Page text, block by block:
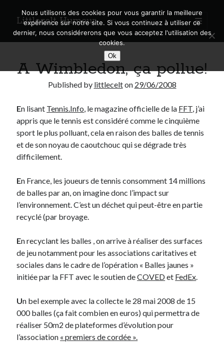
Littlecelt Humeur
open
primary
menu
Sidebar
Search
Derniers articles
Municipales 2026 : Lyon, Métropole et Caluire, mon choix pour l’avenir
Explorez les Chemins Enchantés à Vélo : Aventures Familiales près de
Quel Lyonnais es-tu, Renaud Ducher ?
A quand une véritable place pour le vélo à Caluire dans la Métropole de
Lyon ?
Comment je vis ma vie sur un vélo
Derniers Commentaires
Entretien ménagerdansT’as vu quoi ? #52
JFdans C’était pas mieux avant… à Lyon
Anthony dansComment j’ai opéré ma vélorution toute personnelle
Renaud DucherdansComment j’ai opéré ma vélorution toute
personnelle
A Wimbledon, ça pollue!
Published by littlecelton 29/06/2008
En lisant Tennis.Info, le magazine officielle de la FFT, j’ai
appris que le tennis est considéré comme le cinquième
sport le plus polluant, cela en raison des balles de tennis
et de son noyau de caoutchouc qui se dégrade très
difficilement.
En France, les joueurs de tennis consomment 14 millions
de balles par an, on imagine donc l’impact sur
l’environnement. C’est un déchet qui peut-être en partie
recyclé (par broyage.
En recyclant les balles , on arrive à réaliser des surfaces
de jeu notamment pour les associations caritatives et
sociales dans le cadre de l’opération « Balles jaunes »
initiée par la FFT avec le soutien deCOVEDet FedEx.
Un bel exemple avec la collecte le 28 mai 2008 de 15
000 balles (ça fait combien en euros) qui permettra de
réaliser 50m2 de plateformes d’évolution pour
l’association « premiers de cordée ».
Nous utilisons des cookies pour vous garantir la meilleure
expérience sur notre site. Si vous continuez à utiliser ce
dernier, nous considérerons que vous acceptez l'utilisation des
cookies.
Ok